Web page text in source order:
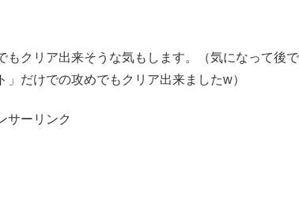
クリア出来そうな気もします。（気になって後
だけでの攻めでもクリア出来ましたw）
サーリンク